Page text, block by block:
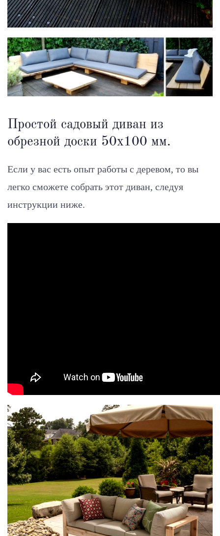
Простой садовый диван из
обрезной доски 50х100 мм.
Если у вас есть опыт работы с деревом, то вы
легко сможете собрать этот диван, следуя
инструкции ниже.